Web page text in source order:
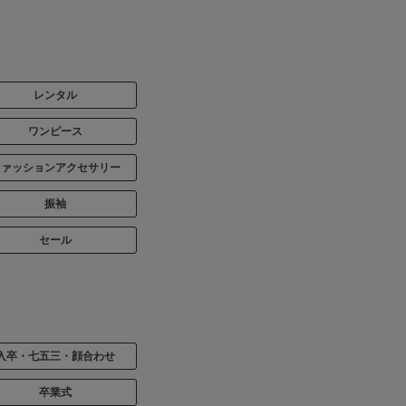
レンタル
ワンピース
ッションアクセサリー
振袖
セール
卒・七五三・顔合わせ
卒業式